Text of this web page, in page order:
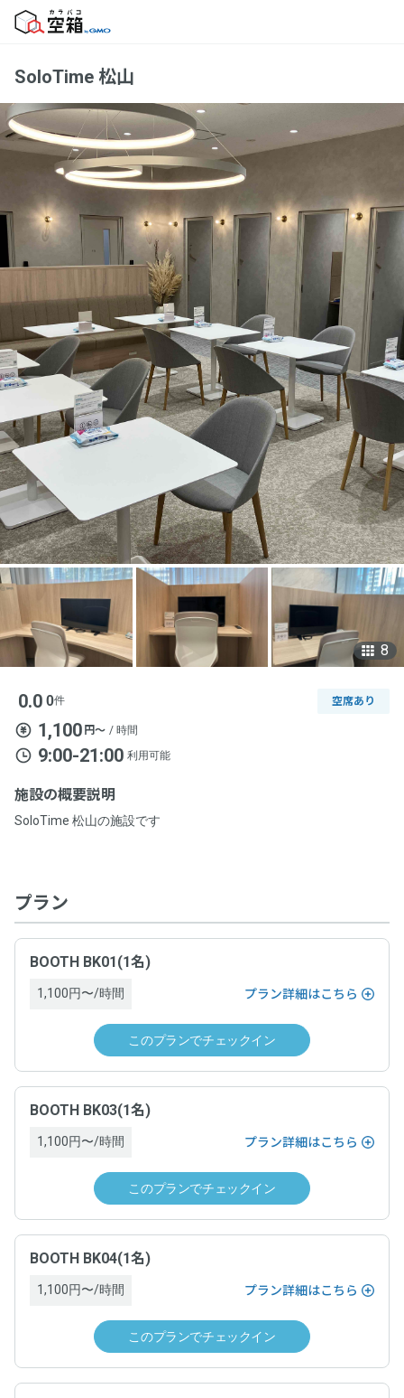
SoloTime 松山
8
0.0 0件 空席あり
1,100 円〜 / 時間
9:00-21:00 利用可能
施設の概要説明
SoloTime 松山の施設です
プラン
BOOTH BK01(1名)
1,100円〜/時間 プラン詳細はこちら
このプランでチェックイン
BOOTH BK03(1名)
1,100円〜/時間 プラン詳細はこちら
このプランでチェックイン
BOOTH BK04(1名)
1,100円〜/時間 プラン詳細はこちら
このプランでチェックイン
ム
プログラム対象者
本サービスでスペースを利用し決済した方
プログラム対象期間
2025年2月17日（月）〜
プログラム特典内容
スペース予約の決済に利用できるポイントを、利用額の5%
分進呈。
※ポイントによる支払い部分を除く。
小数点切捨（例：250円決済した場合、250円 × 5% = 12.5 → 12ポイン
ト付与。）
※1ポイント=1円、1ポイントから利用可能。
注意事項
一覧を表示
平均総合評価 0.0
清潔さ 0.0
0件のレビューがあります
野村不動産株式会社
特定商取引法に基づく表記等
事業者名
野村不動産株式会社
ドロップイン料金
ワークスペースごとに表示（税込表示）
ドロップイン料金以外の必要料金
ドロップインの当日にワークスペース内で有償オプション利用があ
サービス提供時期
野村不動産株式会社
ワークスペースごとに表示（税込表示）
ドロップイン料金以外の必要料金
ドロップインの当日にワークスペース内で有償オプション利用があ
サービス提供時期
クレジットカード決済（VISA，Master，JCB, American
Express, Diners）
チェックインはスマートフォンからお願いします。